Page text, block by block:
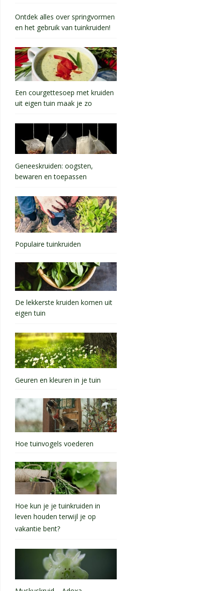
Ontdek alles over springvormen
en het gebruik van tuinkruiden!
Een courgettesoep met kruiden
uit eigen tuin maak je zo
Geneeskruiden: oogsten,
bewaren en toepassen
Populaire tuinkruiden
De lekkerste kruiden komen uit
eigen tuin
Geuren en kleuren in je tuin
Hoe tuinvogels voederen
Hoe kun je je tuinkruiden in
leven houden terwijl je op
vakantie bent?